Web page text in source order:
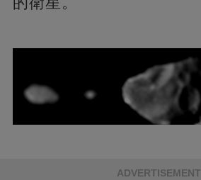
ADVERTISEMENT